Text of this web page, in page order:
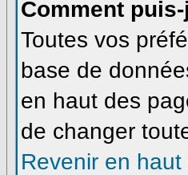
Comment
Toutes vos
base de
en haut des
de changer
Revenir en